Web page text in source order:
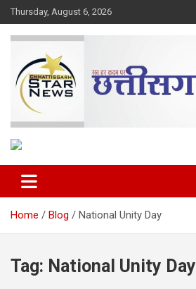
Skip
to
content
Thursday, August 6, 2026
Chhattisgarh Star
Home Blog National Unity Day
Tag: National Unity Day